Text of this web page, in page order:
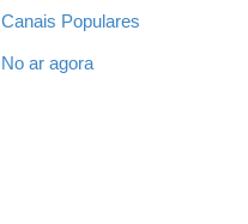
Canais Populares
No ar agora